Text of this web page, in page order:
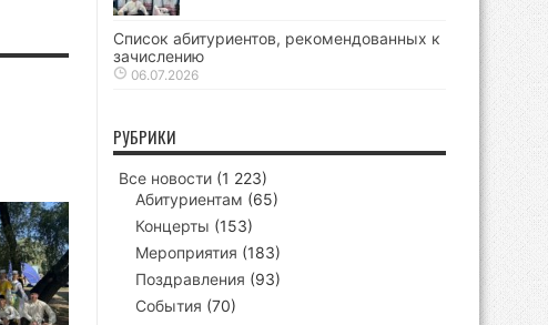
Список абитуриентов, рекомендованных к
зачислению
06.07.2026
РУБРИКИ
Все новости (1 223)
Абитуриентам (65)
Концерты (153)
Мероприятия (183)
Поздравления (93)
События (70)